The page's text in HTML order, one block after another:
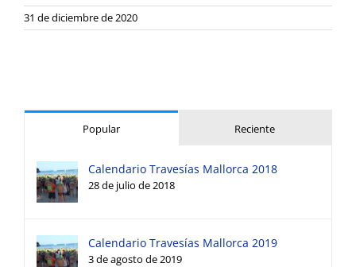
31 de diciembre de 2020
Popular Reciente
Calendario Travesías Mallorca 2018
28 de julio de 2018
Calendario Travesías Mallorca 2019
3 de agosto de 2019